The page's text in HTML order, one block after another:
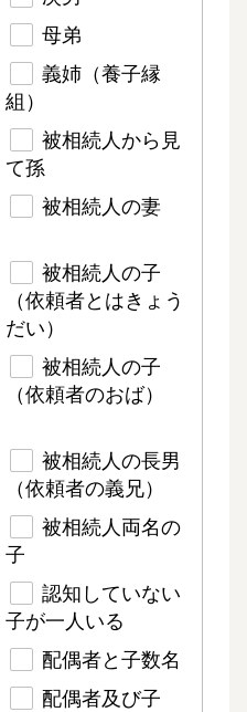
母弟
義姉（養子縁
組）
被相続人から見
て孫
被相続人の妻
被相続人の子
（依頼者とはきょう
だい）
被相続人の子
（依頼者のおば）
被相続人の長男
（依頼者の義兄）
被相続人両名の
子
認知していない
子が一人いる
配偶者と子数名
配偶者及び子